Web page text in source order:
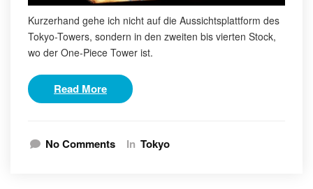
Kurzerhand gehe ich nicht auf die Aussichtsplattform des
Tokyo-Towers, sondern in den zweiten bis vierten Stock,
wo der One-Piece Tower ist.
Read More
No Comments In Tokyo